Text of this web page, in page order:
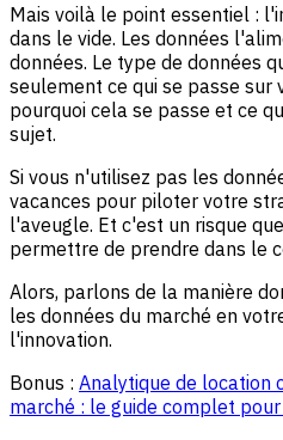
Mais voilà le point essentiel :
dans le vide. Les données
données. Le type de données
seulement ce qui se passe sur
pourquoi cela se passe et ce
sujet.
Si vous n'utilisez pas les
vacances pour piloter votre
l'aveugle. Et c'est un risque
permettre de prendre dans le
Alors, parlons de la manière
les données du marché en
l'innovation.
Bonus : Analytique de location
marché : le guide complet